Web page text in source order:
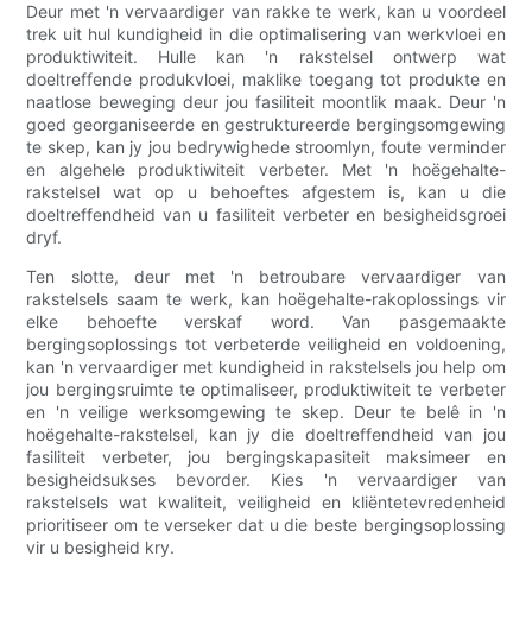
Deur met 'n vervaardiger van rakke te werk, kan u voordeel
trek uit hul kundigheid in die optimalisering van werkvloei en
produktiwiteit. Hulle kan 'n rakstelsel ontwerp wat
doeltreffende produkvloei, maklike toegang tot produkte en
naatlose beweging deur jou fasiliteit moontlik maak. Deur 'n
goed georganiseerde en gestruktureerde bergingsomgewing
te skep, kan jy jou bedrywighede stroomlyn, foute verminder
en algehele produktiwiteit verbeter. Met 'n hoëgehalte-
rakstelsel wat op u behoeftes afgestem is, kan u die
doeltreffendheid van u fasiliteit verbeter en besigheidsgroei
dryf.
Ten slotte, deur met 'n betroubare vervaardiger van
rakstelsels saam te werk, kan hoëgehalte-rakoplossings vir
elke behoefte verskaf word. Van pasgemaakte
bergingsoplossings tot verbeterde veiligheid en voldoening,
kan 'n vervaardiger met kundigheid in rakstelsels jou help om
jou bergingsruimte te optimaliseer, produktiwiteit te verbeter
en 'n veilige werksomgewing te skep. Deur te belê in 'n
hoëgehalte-rakstelsel, kan jy die doeltreffendheid van jou
fasiliteit verbeter, jou bergingskapasiteit maksimeer en
besigheidsukses bevorder. Kies 'n vervaardiger van
rakstelsels wat kwaliteit, veiligheid en kliëntetevredenheid
prioritiseer om te verseker dat u die beste bergingsoplossing
vir u besigheid kry.